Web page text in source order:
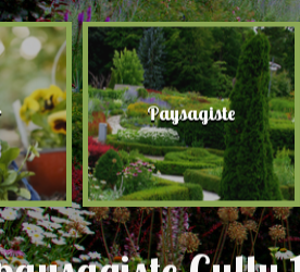
Paysagiste